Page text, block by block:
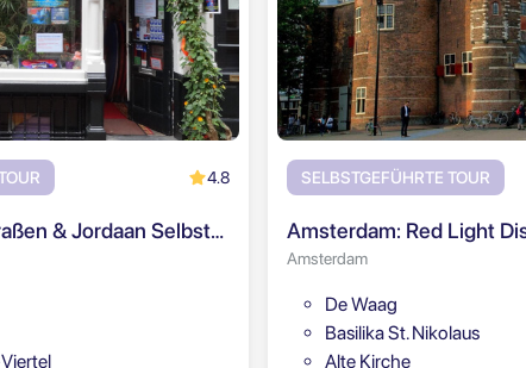
4.8
Amsterdam: 9 Straßen & Jordaan Selbstgeführte Tour
SELBSTGEFÜHRTE TOUR
Amsterdam
De Waag
Basilika St. Nikolaus
Alte Kirche